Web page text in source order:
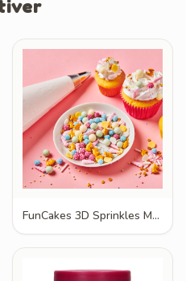
FunCakes 3D Sprinkles Medley Be a Unicorn 70g